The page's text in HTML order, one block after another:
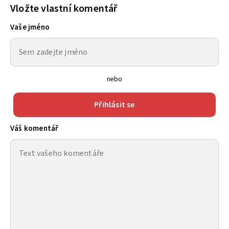
Vložte vlastní komentář
Vaše jméno
nebo
Přihlásit se
Váš komentář